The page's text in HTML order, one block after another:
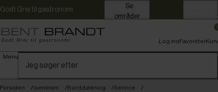
Godt Grej til gastronomi
områder
Menu
Log indFavoritterKurv
Forsiden Isenkram Borddækning
Service